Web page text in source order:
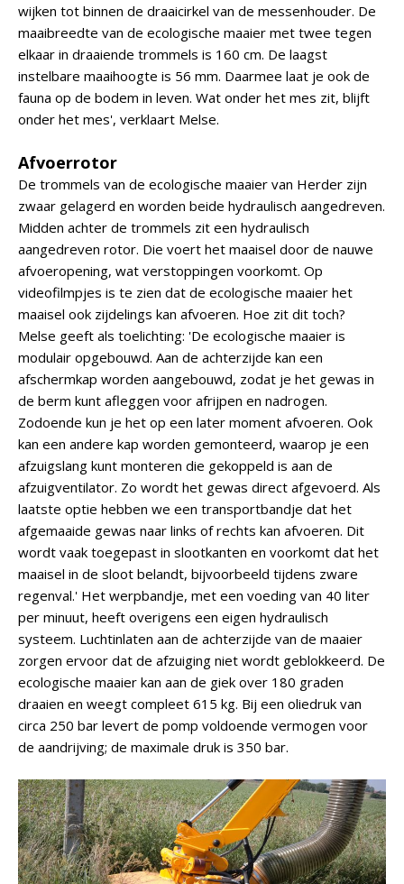
wijken tot binnen de draaicirkel van de messenhouder. De
maaibreedte van de ecologische maaier met twee tegen
elkaar in draaiende trommels is 160 cm. De laagst
instelbare maaihoogte is 56 mm. Daarmee laat je ook de
fauna op de bodem in leven. Wat onder het mes zit, blijft
onder het mes', verklaart Melse.
Afvoerrotor
De trommels van de ecologische maaier van Herder zijn
zwaar gelagerd en worden beide hydraulisch aangedreven.
Midden achter de trommels zit een hydraulisch
aangedreven rotor. Die voert het maaisel door de nauwe
afvoeropening, wat verstoppingen voorkomt. Op
videofilmpjes is te zien dat de ecologische maaier het
maaisel ook zijdelings kan afvoeren. Hoe zit dit toch?
Melse geeft als toelichting: 'De ecologische maaier is
modulair opgebouwd. Aan de achterzijde kan een
afschermkap worden aangebouwd, zodat je het gewas in
de berm kunt afleggen voor afrijpen en nadrogen.
Zodoende kun je het op een later moment afvoeren. Ook
kan een andere kap worden gemonteerd, waarop je een
afzuigslang kunt monteren die gekoppeld is aan de
afzuigventilator. Zo wordt het gewas direct afgevoerd. Als
laatste optie hebben we een transportbandje dat het
afgemaaide gewas naar links of rechts kan afvoeren. Dit
wordt vaak toegepast in slootkanten en voorkomt dat het
maaisel in de sloot belandt, bijvoorbeeld tijdens zware
regenval.' Het werpbandje, met een voeding van 40 liter
per minuut, heeft overigens een eigen hydraulisch
systeem. Luchtinlaten aan de achterzijde van de maaier
zorgen ervoor dat de afzuiging niet wordt geblokkeerd. De
ecologische maaier kan aan de giek over 180 graden
draaien en weegt compleet 615 kg. Bij een oliedruk van
circa 250 bar levert de pomp voldoende vermogen voor
de aandrijving; de maximale druk is 350 bar.